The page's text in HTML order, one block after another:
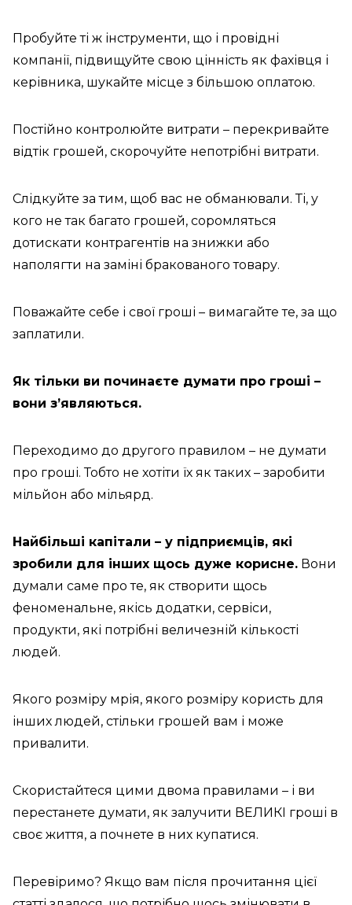
Пробуйте ті ж інструменти, що і провідні
компанії, підвищуйте свою цінність як фахівця і
керівника, шукайте місце з більшою оплатою.
Постійно контролюйте витрати – перекривайте
відтік грошей, скорочуйте непотрібні витрати.
Слідкуйте за тим, щоб вас не обманювали. Ті, у
кого не так багато грошей, соромляться
дотискати контрагентів на знижки або
наполягти на заміні бракованого товару.
Поважайте себе і свої гроші – вимагайте те, за що
заплатили.
Як тільки ви починаєте думати про гроші –
вони з’являються.
Переходимо до другого правилом – не думати
про гроші. Тобто не хотіти їх як таких – заробити
мільйон або мільярд.
Найбільші капітали – у підприємців, які
зробили для інших щось дуже корисне. Вони
думали саме про те, як створити щось
феноменальне, якісь додатки, сервіси,
продукти, які потрібні величезній кількості
людей.
Якого розміру мрія, якого розміру користь для
інших людей, стільки грошей вам і може
привалити.
Скористайтеся цими двома правилами – і ви
перестанете думати, як залучити ВЕЛИКІ гроші в
своє життя, а почнете в них купатися.
Перевіримо? Якщо вам після прочитання цієї